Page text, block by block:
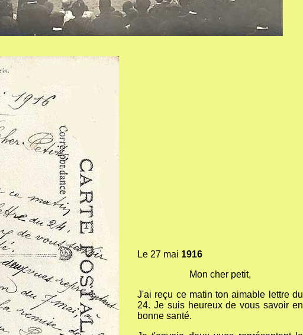
Le 27 mai 1916
Mon cher petit,
J'ai reçu ce matin ton aimable lettre du
24. Je suis heureux de vous savoir en
bonne santé.